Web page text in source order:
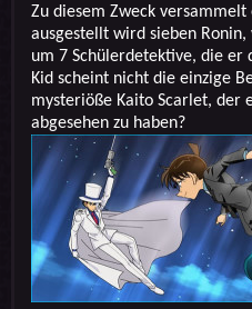
Zu diesem Zweck
ausgestellt wird sieben
um 7 Schülerdetektive, die er
Kid scheint nicht die einzige
mysteriöße Kaito Scarlet, der
abgesehen zu haben?